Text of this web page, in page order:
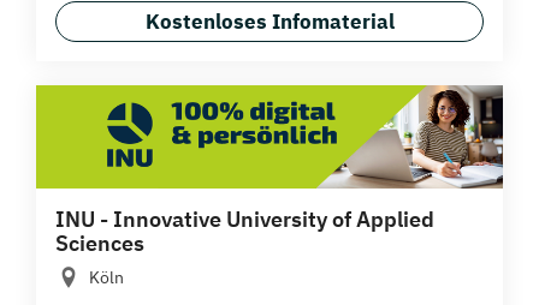
Kostenloses Infomaterial
INU - Innovative University of Applied
Sciences
Köln